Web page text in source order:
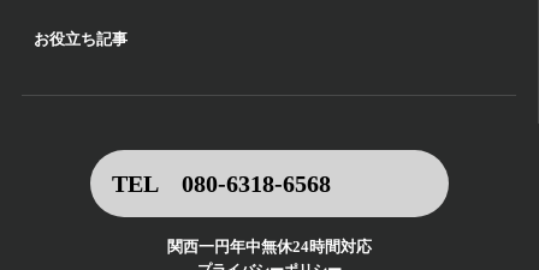
お役立ち記事
TEL 080-6318-6568
関西一円年中無休24時間対応